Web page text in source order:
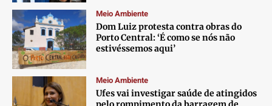
Meio Ambiente
Dom Luiz protesta contra obras do
Porto Central: ‘É como se nós não
estivéssemos aqui’
Meio Ambiente
Ufes vai investigar saúde de atingidos